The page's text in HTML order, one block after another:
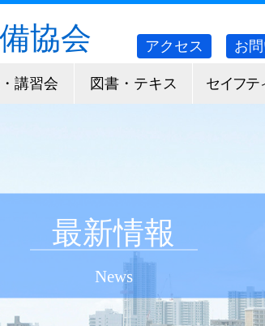
協会 アクセス お
講習会 図書・テキス セイフテ
最新情報
News